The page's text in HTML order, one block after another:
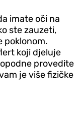
imate oči na
ste zauzeti,
poklonom.
koji djeluje
provedite
je više fizičke